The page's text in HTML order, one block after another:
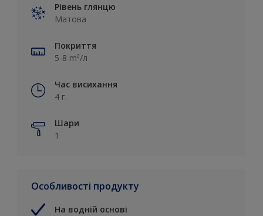
Рівень глянцю
Матова
Покриття
5-8 m²/л
Час висихання
4 г.
Шари
1
Особливості продукту
На водній основі